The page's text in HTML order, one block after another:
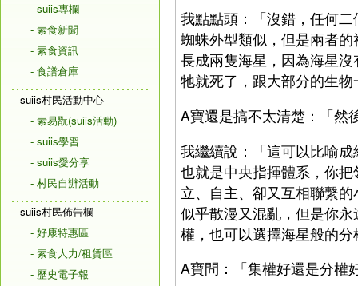
- suiis專欄
- 素食新聞
- 素食資訊
- 食譜倉庫
suiis村民活動中心
- 素易翫(suiis活動)
- suiis學習
- suiis愛分享
- 村民自辦活動
suiis村民佈告欄
- 好康特惠區
- 素食人力/租賃區
- 歷史電子報
我點點頭：「沒錯，任何
蜘蛛外型類似，但是兩者
長成兩隻海星，因為海星
牠就死了，跟大部分的生
A寶還是搞不太清楚：「然
我繼續說：「這可以比喻
也就是中央指揮體系，你
立、自主、卻又互相聯繫
似乎散漫又混亂，但是你
權，也可以選擇海星般的分
A寶問：「集權好還是分權